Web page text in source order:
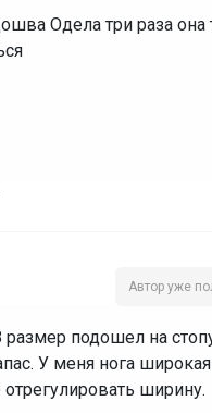
Одела три раза она
Автор уже
подошел на
У меня нога
ширину.